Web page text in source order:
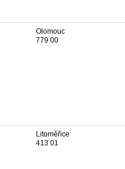
Olomouc
779 00
Litoměřice
413 01